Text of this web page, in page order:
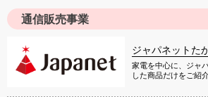
通信販売事業
ジャパネットた
家電を中心に、ジャ
した商品だけをご紹介